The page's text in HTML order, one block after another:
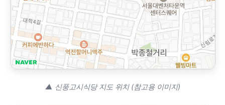
▲ 신풍고시식당 지도 위치 (참고용 이미지)